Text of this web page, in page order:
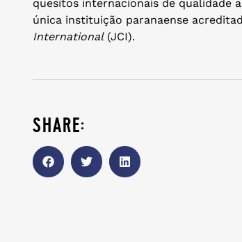
quesitos internacionais de qualidade
única instituição paranaense
International(JCI).
share: